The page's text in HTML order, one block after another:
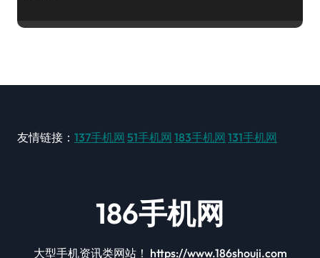
友情链接： 137手机网 51手机网 183手机网 131手机网
186手机网
大型手机资讯类网站！ https://www.186shouji.com